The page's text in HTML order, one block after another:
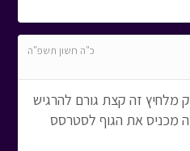
כ"ה חשון תשפ"ה
מלחיץ זה קצת גורם להרגיש
מכניס את הגוף לסטרסס